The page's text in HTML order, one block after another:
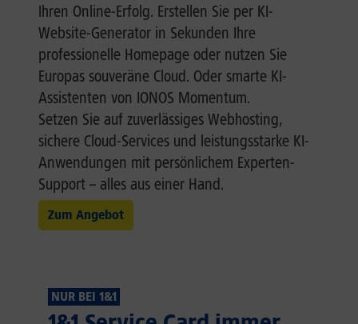
Ihren Online-Erfolg. Erstellen Sie per KI-
Website-Generator in Sekunden Ihre
professionelle Homepage oder nutzen Sie
Europas souveräne Cloud. Oder smarte KI-
Assistenten von IONOS Momentum.
Setzen Sie auf zuverlässiges Webhosting,
sichere Cloud-Services und leistungsstarke KI-
Anwendungen mit persönlichem Experten-
Support – alles aus einer Hand.
Zum Angebot
NUR BEI 1&1